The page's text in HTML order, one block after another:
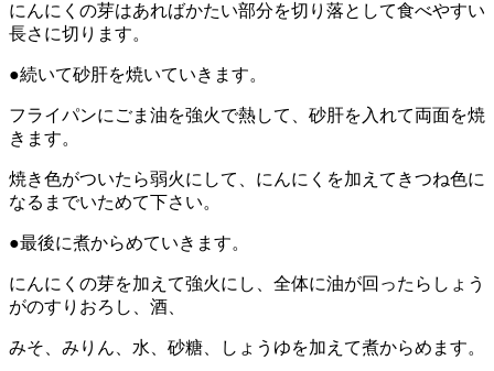
にんにくの芽はあればかたい部分を切り落として食べやすい
長さに切ります。
●続いて砂肝を焼いていきます。
フライパンにごま油を強火で熱して、砂肝を入れて両面を焼
きます。
焼き色がついたら弱火にして、にんにくを加えてきつね色に
なるまでいためて下さい。
●最後に煮からめていきます。
にんにくの芽を加えて強火にし、全体に油が回ったらしょう
がのすりおろし、酒、
みそ、みりん、水、砂糖、しょうゆを加えて煮からめます。